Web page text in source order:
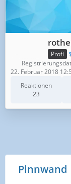
Profi
Reaktionen
23
22. Februar 2018
Pinnwand